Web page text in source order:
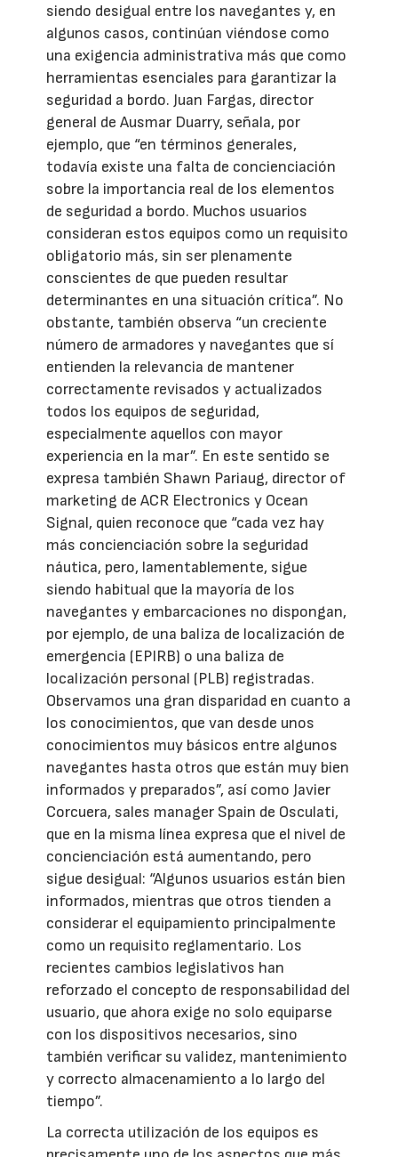
siendo desigual entre los navegantes y, en
algunos casos, continúan viéndose como
una exigencia administrativa más que como
herramientas esenciales para garantizar la
seguridad a bordo. Juan Fargas, director
general de Ausmar Duarry, señala, por
ejemplo, que “en términos generales,
todavía existe una falta de concienciación
sobre la importancia real de los elementos
de seguridad a bordo. Muchos usuarios
consideran estos equipos como un requisito
obligatorio más, sin ser plenamente
conscientes de que pueden resultar
determinantes en una situación crítica”. No
obstante, también observa “un creciente
número de armadores y navegantes que sí
entienden la relevancia de mantener
correctamente revisados y actualizados
todos los equipos de seguridad,
especialmente aquellos con mayor
experiencia en la mar”. En este sentido se
expresa también Shawn Pariaug, director of
marketing de ACR Electronics y Ocean
Signal, quien reconoce que “cada vez hay
más concienciación sobre la seguridad
náutica, pero, lamentablemente, sigue
siendo habitual que la mayoría de los
navegantes y embarcaciones no dispongan,
por ejemplo, de una baliza de localización de
emergencia (EPIRB) o una baliza de
localización personal (PLB) registradas.
Observamos una gran disparidad en cuanto a
los conocimientos, que van desde unos
conocimientos muy básicos entre algunos
navegantes hasta otros que están muy bien
informados y preparados”, así como Javier
Corcuera, sales manager Spain de Osculati,
que en la misma línea expresa que el nivel de
concienciación está aumentando, pero
sigue desigual: “Algunos usuarios están bien
informados, mientras que otros tienden a
considerar el equipamiento principalmente
como un requisito reglamentario. Los
recientes cambios legislativos han
reforzado el concepto de responsabilidad del
usuario, que ahora exige no solo equiparse
con los dispositivos necesarios, sino
también verificar su validez, mantenimiento
y correcto almacenamiento a lo largo del
tiempo”.
La correcta utilización de los equipos es